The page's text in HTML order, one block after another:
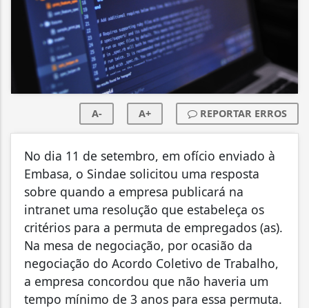
A- A+ REPORTAR ERROS
No dia 11 de setembro, em ofício enviado à
Embasa, o Sindae solicitou uma resposta
sobre quando a empresa publicará na
intranet uma resolução que estabeleça os
critérios para a permuta de empregados (as).
Na mesa de negociação, por ocasião da
negociação do Acordo Coletivo de Trabalho,
a empresa concordou que não haveria um
tempo mínimo de 3 anos para essa permuta.